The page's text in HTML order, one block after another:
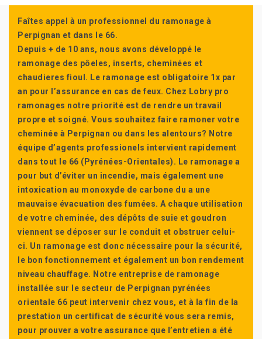
Faîtes appel à un professionnel du ramonage à
Perpignan et dans le 66.
Depuis + de 10 ans, nous avons développé le
ramonage des pôeles, inserts, cheminées et
chaudieres fioul. Le ramonage est obligatoire 1x par
an pour l’assurance en cas de feux. Chez Lobry pro
ramonages notre priorité est de rendre un travail
propre et soigné. Vous souhaitez faire ramoner votre
cheminée à Perpignan ou dans les alentours? Notre
équipe d’agents professionels intervient rapidement
dans tout le 66 (Pyrénées-Orientales). Le ramonage a
pour but d’éviter un incendie, mais également une
intoxication au monoxyde de carbone du a une
mauvaise évacuation des fumées. A chaque utilisation
de votre cheminée, des dépôts de suie et goudron
viennent se déposer sur le conduit et obstruer celui-
ci. Un ramonage est donc nécessaire pour la sécurité,
le bon fonctionnement et également un bon rendement
niveau chauffage. Notre entreprise de ramonage
installée sur le secteur de Perpignan pyrénées
orientale 66 peut intervenir chez vous, et à la fin de la
prestation un certificat de sécurité vous sera remis,
pour prouver a votre assurance que l’entretien a été